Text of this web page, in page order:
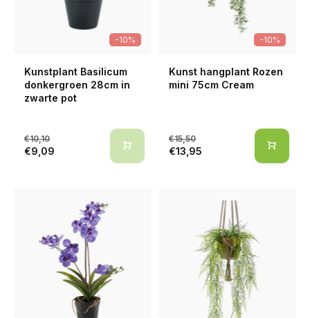
-10%
Kunstplant Basilicum
donkergroen 28cm in
zwarte pot
€10,10
€9,09
-10%
Kunst hangplant Rozen
mini 75cm Cream
€15,50
€13,95